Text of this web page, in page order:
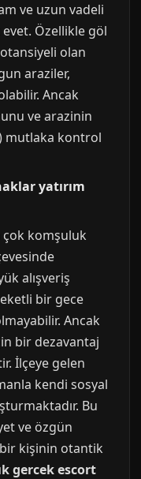
ve uzun vadeli
evet. Özellikle göl
olan
araziler,
Ancak
ve arazinin
mutlaka kontrol
yatırım
çok komşuluk
alışveriş
bir gece
Ancak
bir dezavantaj
İlçeye gelen
kendi sosyal
Bu
ve özgün
bir kişinin otantik
gercek escort